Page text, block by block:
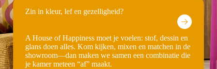
Zin in kleur, lef en gezelligheid?
A House of Happiness moet je voelen: stof, dessin en
glans doen alles. Kom kijken, mixen en matchen in de
showroom—dan maken we samen een combinatie die
je kamer meteen “af” maakt.